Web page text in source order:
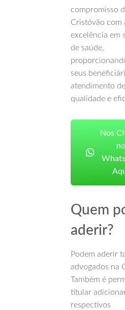
compromisso
Cristóvão com
excelência em
de saúde,
seus
atendimento
qualidade e
Nos
no
Quem
aderir?
Podem aderir
advogados na
Também é
titular
respectivos